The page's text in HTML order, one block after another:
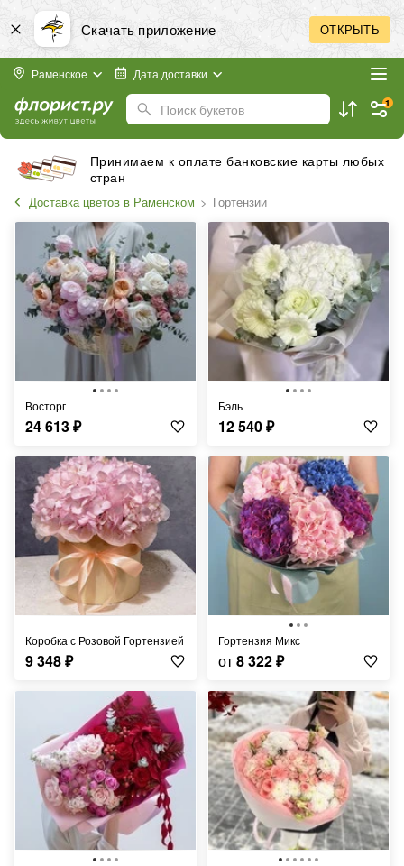
Скачать приложение ОТКРЫТЬ
Раменское Дата доставки
Поиск букетов 1
Принимаем к оплате банковские карты любых
стран
Доставка цветов в Раменском Гортензии
Восторг
24 613₽
Бэль
12 540₽
Коробка с Розовой Гортензией
9 348₽
Гортензия Микс
от8 322₽